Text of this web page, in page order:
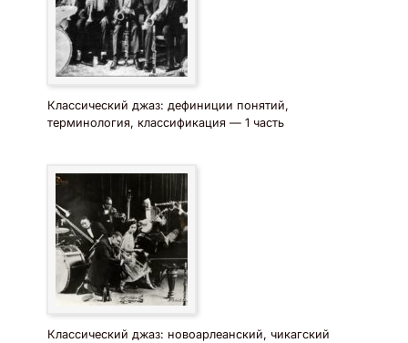
Классический джаз: дефиниции понятий,
терминология, классификация — 1 часть
Классический джаз: новоарлеанский, чикагский